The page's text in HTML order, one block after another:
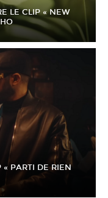
LE CLIP « NEW
« PARTI DE RIEN